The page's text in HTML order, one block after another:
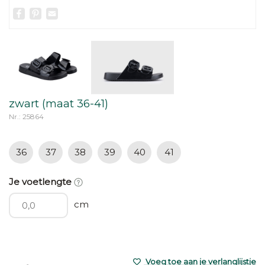
Facebook
Pinterest
zwart (maat 36-41)
Nr.: 25864
36 37 38 39 40 41
Je voetlengte
cm
Voeg toe aan je verlanglijstje